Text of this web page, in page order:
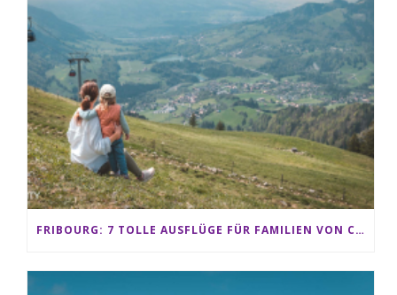
FRIBOURG: 7 TOLLE AUSFLÜGE FÜR FAMILIEN VON CHARMEY BIS LES PACCOTS